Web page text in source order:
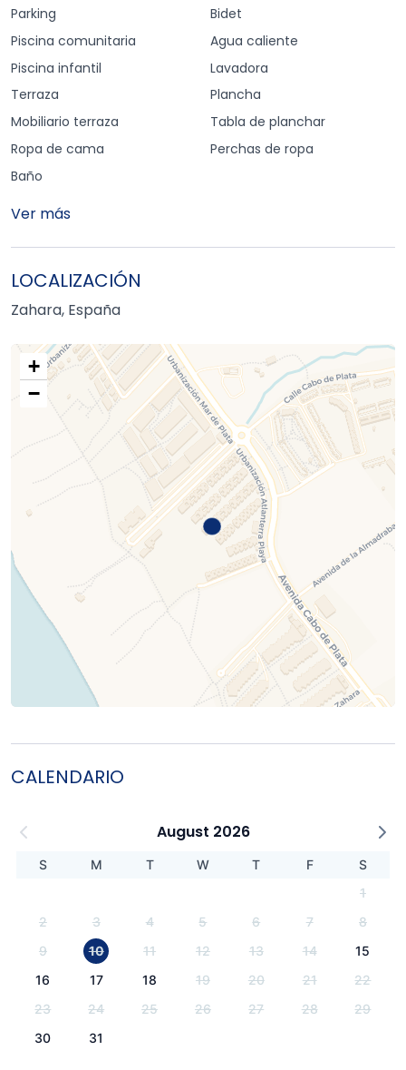
Parking
Piscina comunitaria
Piscina infantil
Terraza
Mobiliario terraza
Ropa de cama
Baño
Bidet
Agua caliente
Lavadora
Plancha
Tabla de planchar
Perchas de ropa
Ver más
LOCALIZACIÓN
Zahara, España
+
−
CALENDARIO
August 2026
S M T W T F
S
1
2
3 4 5 6 7
8
9
10 11 12 13 14
15
16
17 18 19 20 21
22
23
24 25 26 27 28
29
30
31